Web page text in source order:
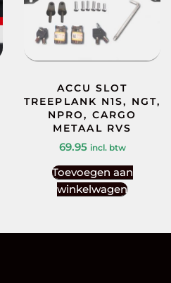
ACCU SLOT
TREEPLANK N1S, NGT,
NPRO, CARGO
METAAL RVS
69.95 incl. btw
Toevoegen aan
winkelwagen